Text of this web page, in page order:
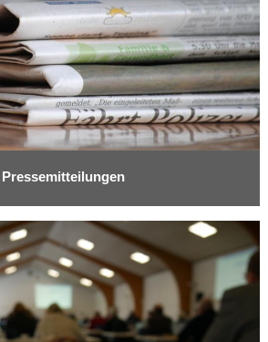
Pressemitteilungen